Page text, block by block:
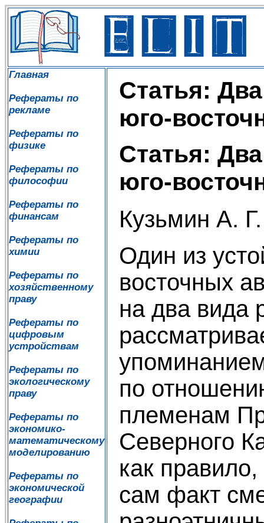
Главная
Рефераты по
рекламе
Рефераты по
физике
Рефераты по
философии
Рефераты по
финансам
Рефераты по
химии
Рефераты по
хозяйственному
праву
Рефераты по
цифровым
устройствам
Рефераты по
экологическому
праву
Рефераты по
экономико-
математическому
моделированию
Рефераты по
экономической
географии
Статья:
юго-
Статья:
юго-
Кузьмин А. Г.
Один из
восточных
на два вида
по
племенам
Северного
как
сам факт